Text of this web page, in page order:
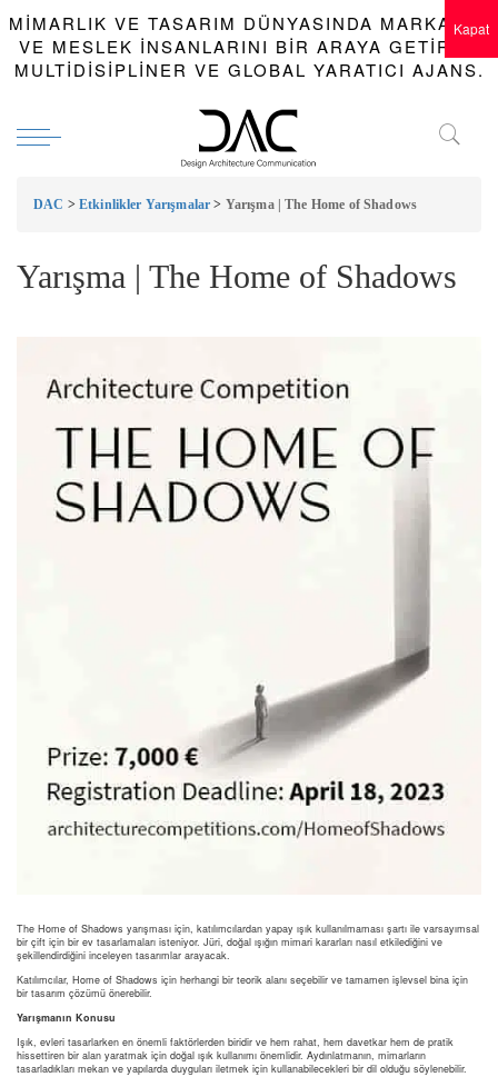
MIMARLIK VE TASARIM DÜNYASINDA MARKALAR
VE MESLEK INSANLARINI BIR ARAYA GETIREN
MULTIDISIPLINER VE GLOBAL YARATICI AJANS.
DAC > Etkinlikler Yarışmalar > Yarışma | The Home of Shadows
Yarışma | The Home of Shadows
The Home of Shadows yarışması için, katılımcılardan yapay ışık kullanılmaması şartı ile varsayımsal
bir çift için bir ev tasarlamaları isteniyor. Jüri, doğal ışığın mimari kararları nasıl etkilediğini ve
şekillendirdiğini inceleyen tasarımlar arayacak.
Katılımcılar, Home of Shadows için herhangi bir teorik alanı seçebilir ve tamamen işlevsel bina için
bir tasarım çözümü önerebilir.
Yarışmanın Konusu
Işık, evleri tasarlarken en önemli faktörlerden biridir ve hem rahat, hem davetkar hem de pratik
hissettiren bir alan yaratmak için doğal ışık kullanımı önemlidir. Aydınlatmanın, mimarların
tasarladıkları mekan ve yapılarda duyguları iletmek için kullanabilecekleri bir dil olduğu söylenebilir.
Kapat